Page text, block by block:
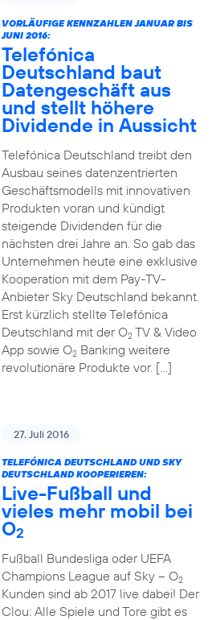
VORLÄUFIGE KENNZAHLEN JANUAR BIS
JUNI 2016:
Telefónica
Deutschland baut
Datengeschäft aus
und stellt höhere
Dividende in Aussicht
Telefónica Deutschland treibt den
Ausbau seines datenzentrierten
Geschäftsmodells mit innovativen
Produkten voran und kündigt
steigende Dividenden für die
nächsten drei Jahre an. So gab das
Unternehmen heute eine exklusive
Kooperation mit dem Pay-TV-
Anbieter Sky Deutschland bekannt.
Erst kürzlich stellte Telefónica
Deutschland mit der O2TV & Video
App sowie O2Banking weitere
revolutionäre Produkte vor. […]
27. Juli 2016
TELEFÓNICA DEUTSCHLAND UND SKY
DEUTSCHLAND KOOPERIEREN:
Live-Fußball und
vieles mehr mobil bei
O2
Fußball Bundesliga oder UEFA
Champions League auf Sky – O2
Kunden sind ab 2017 live dabei! Der
Clou: Alle Spiele und Tore gibt es